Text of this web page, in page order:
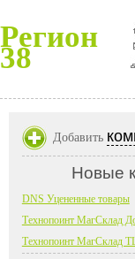
Регион
38
Добавить
Новые
DNS Уцененные товары
Технопоинт МагСклад
Технопоинт МагСклад